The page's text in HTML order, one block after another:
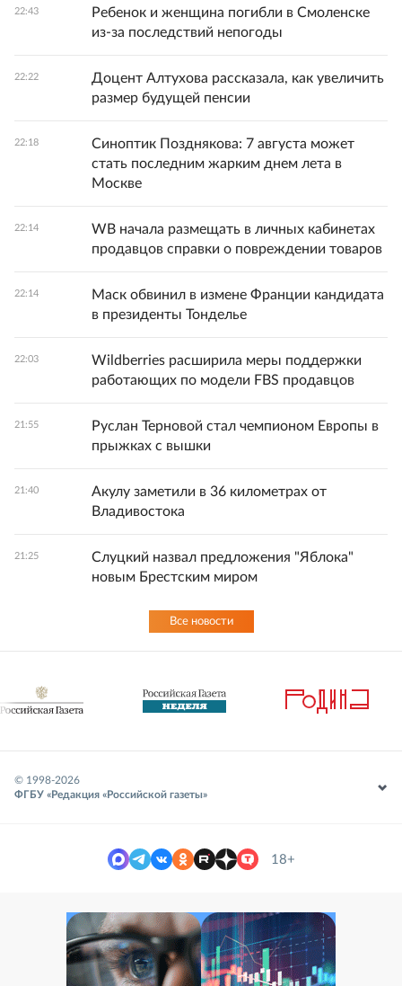
22:43
Ребенок и женщина погибли в Смоленске
из-за последствий непогоды
22:22
Доцент Алтухова рассказала, как увеличить
размер будущей пенсии
22:18
Синоптик Позднякова: 7 августа может
стать последним жарким днем лета в
Москве
22:14
WB начала размещать в личных кабинетах
продавцов справки о повреждении товаров
22:14
Маск обвинил в измене Франции кандидата
в президенты Тонделье
22:03
Wildberries расширила меры поддержки
работающих по модели FBS продавцов
21:55
Руслан Терновой стал чемпионом Европы в
прыжках с вышки
21:40
Акулу заметили в 36 километрах от
Владивостока
21:25
Слуцкий назвал предложения "Яблока"
новым Брестским миром
Все новости
© 1998-2026
ФГБУ «Редакция «Российской газеты»
18+